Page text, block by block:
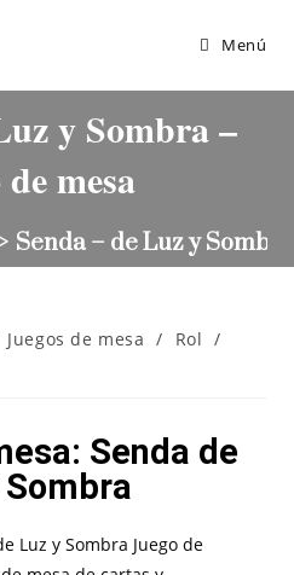
Menú
y Sombra –
mesa
> Senda – de Luz y
Juegos de mesa / Rol /
Senda de
Sombra